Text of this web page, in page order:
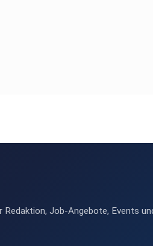
Job-Angebote, Events